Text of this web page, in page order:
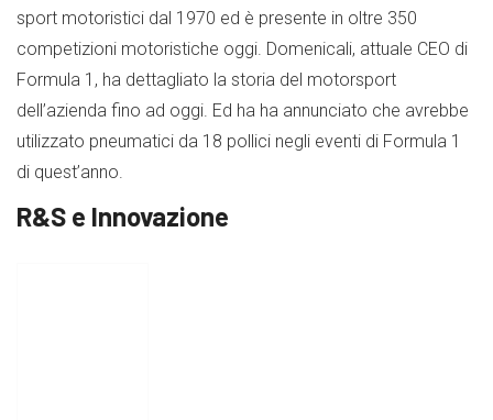
sport motoristici dal 1970 ed è presente in oltre 350
competizioni motoristiche oggi. Domenicali, attuale CEO di
Formula 1, ha dettagliato la storia del motorsport
dell’azienda fino ad oggi. Ed ha ha annunciato che avrebbe
utilizzato pneumatici da 18 pollici negli eventi di Formula 1
di quest’anno.
R&S e Innovazione